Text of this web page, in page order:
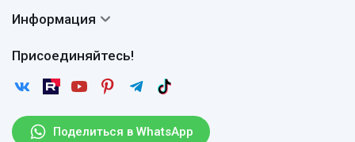
Поделиться в WhatsApp
Присоединяйтесь!
Сертификаты
Вопросы и ответы
Отзывы
Рассылка
Доставка
Возврат
Информация
Пользовательское соглашение
Защита персональных данных